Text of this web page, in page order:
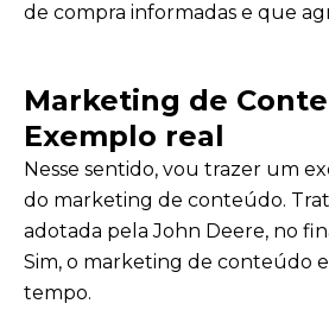
de compra informadas e que
Marketing de
Exemplo real
Nesse sentido, vou trazer um
do marketing de conteúdo.
adotada pela John Deere, no
Sim, o marketing de conteúdo
tempo.